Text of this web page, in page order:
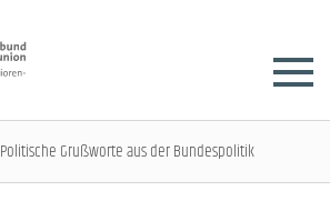
Politische Grußworte aus der Bundespolitik